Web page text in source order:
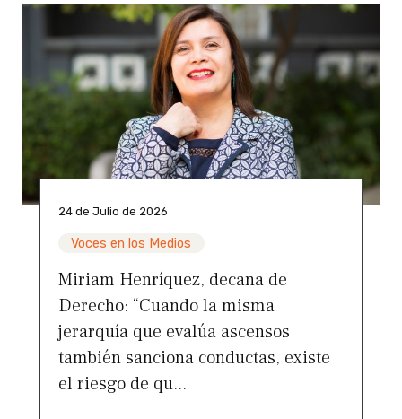
24 de Julio de 2026
Voces en los Medios
Miriam Henríquez, decana de
Derecho: “Cuando la misma
jerarquía que evalúa ascensos
también sanciona conductas, existe
el riesgo de qu...